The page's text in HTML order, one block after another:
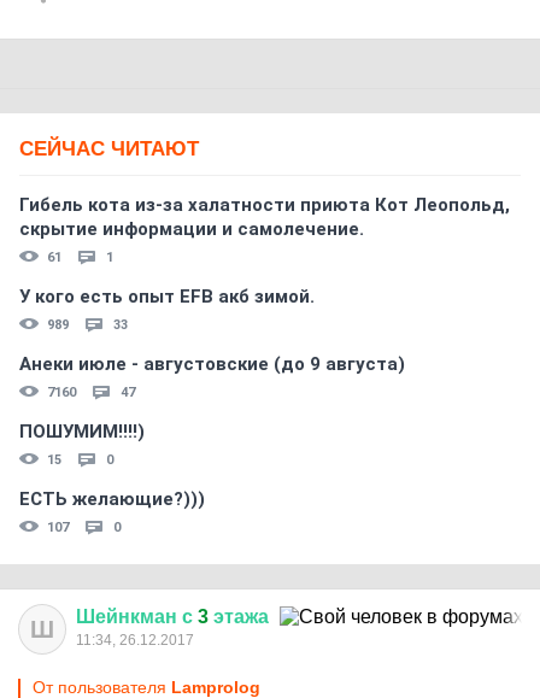
СЕЙЧАС ЧИТАЮТ
Гибель кота из-за халатности приюта Кот Леопольд,
скрытиe информации и самолечение.
61 1
У кого есть опыт EFB акб зимой.
989 33
Анеки июле - августовские (до 9 августа)
7160 47
ПОШУМИМ!!!!)
15 0
ЕСТЬ желающие?)))
107 0
Ш Шейнкман с 3 этажа
11:34, 26.12.2017
От пользователя Lamprolog